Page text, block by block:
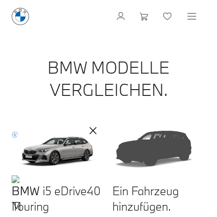
BMW MODELLE
VERGLEICHEN.
BMW i5 eDrive40
Touring
Ein Fahrzeug
hinzufügen.